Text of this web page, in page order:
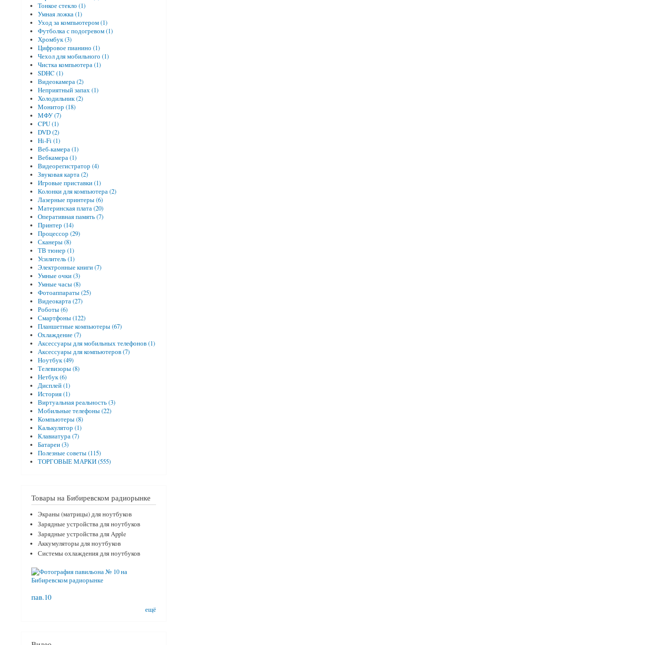
Тонкое стекло (1)
Умная ложка (1)
Уход за компьютером (1)
Футболка с подогревом (1)
Хромбук (3)
Цифровое пианино (1)
Чехол для мобильного (1)
Чистка компьютера (1)
SDHC (1)
Видеокамера (2)
Неприятный запах (1)
Холодильник (2)
Монитор (18)
МФУ (7)
CPU (1)
DVD (2)
Hi-Fi (1)
Веб-камера (1)
Вебкамера (1)
Видеорегистратор (4)
Звуковая карта (2)
Игровые приставки (1)
Колонки для компьютера (2)
Лазерные принтеры (6)
Материнская плата (20)
Оперативная память (7)
Принтер (14)
Процессор (29)
Сканеры (8)
ТВ тюнер (1)
Усилитель (1)
Электронные книги (7)
Умные очки (3)
Умные часы (8)
Фотоаппараты (25)
Видеокарта (27)
Роботы (6)
Смартфоны (122)
Планшетные компьютеры (67)
Охлаждение (7)
Аксессуары для мобильных телефонов (1)
Аксессуары для компьютеров (7)
Ноутбук (49)
Телевизоры (8)
Нетбук (6)
Дисплей (1)
История (1)
Виртуальная реальность (3)
Мобильные телефоны (22)
Компьютеры (8)
Калькулятор (1)
Клавиатура (7)
Батареи (3)
Полезные советы (115)
ТОРГОВЫЕ МАРКИ (555)
Товары на Бибиревском радиорынке
Экраны (матрицы) для ноутбуков
Зарядные устройства для ноутбуков
Зарядные устройства для Apple
Аккумуляторы для ноутбуков
Системы охлаждения для ноутбуков
пав.10
ещё